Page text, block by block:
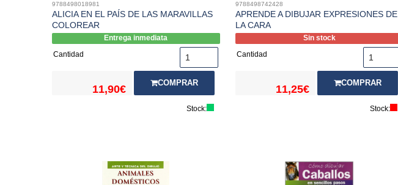
9788498018981
ALICIA EN EL PAÍS DE LAS MARAVILLAS
COLOREAR
Entrega inmediata
Cantidad
11,90€
COMPRAR
Stock:
9788498742428
APRENDE A DIBUJAR EXPRESIONES DE
LA CARA
Sin stock
Cantidad
11,25€
COMPRAR
Stock: